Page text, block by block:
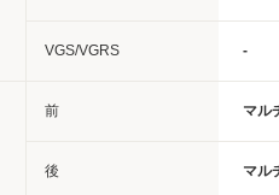
VGS/VGRS -
前 マル
後 マル